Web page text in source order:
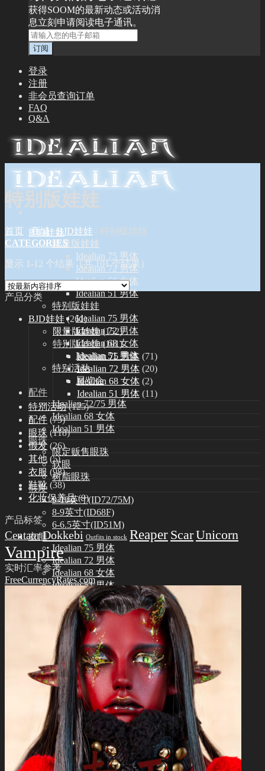
获得SOOM的最新动态或活动消
息立刻申请阅读电子通讯。
登录
注册
非会员查询订单
FAQ
Q&A
BJD娃娃
限量版娃娃
Idealian 75 男体
Idealian 72 男体
Idealian 68 女体
Idealian 51 男体
特别版娃娃
Idealian 75 男体
Idealian 72 男体
Idealian 68 女体
Idealian 51 男体
特别活动
展览会
配件
Idealian 72/75 男体
Idealian 68 女体
Idealian 51 男体
眼珠
限定贩售眼珠
软眼
树脂眼珠
假发
9-10英寸(ID72/75M)
8-9英寸(ID68F)
6-6.5英寸(ID51M)
衣服
Idealian 75 男体
Idealian 72 男体
Idealian 68 女体
Idealian 51 男体
Idealian 72/75 男体
Idealian 68 女体
Idealian 51 男体
其他配饰品
娃娃支架ㆍ棉包
化妆保养品
保养工具
组装工具
化妆工具
修正工具
眼睫毛
社区
新闻ㆍ公告
特别版娃娃
首页 商城 / BJD娃娃
特别版娃娃
CATEGORIES
显示 1-12 个结果（共 101 个结果）
产品分类
BJD娃娃 (261)
限量版娃娃 (152)
特别版娃娃 (101)
Idealian 75 男体 (71)
Idealian 72 男体 (20)
Idealian 68 女体 (2)
Idealian 51 男体 (11)
特别活动 (125)
配件 (75)
眼珠 (118)
假发 (26)
其他 (5)
衣服 (98)
鞋靴 (38)
化妆保养品 (9)
产品标签
CentaurDokkebi Outfits in stock Reaper ScarUnicorn
Vampire
实时汇率参考
FreeCurrencyRates.com